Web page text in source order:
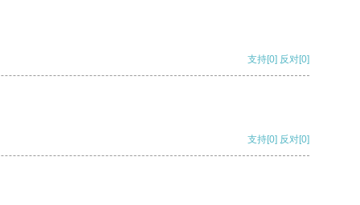
支持[0] 反对[0]
支持[0] 反对[0]